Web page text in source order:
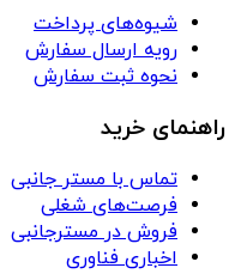
شیوه‌های پرداخت
رویه ارسال سفارش
نحوه ثبت سفارش
راهنمای خرید
تماس با مستر جانبی
فرصت‌های شغلی
فروش در مسترجانبی
اخباری فناوری